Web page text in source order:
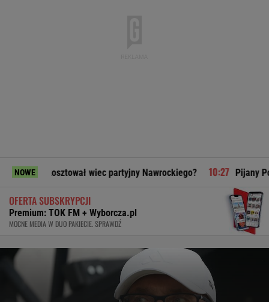
NOWEwiec partyjny Nawrockiego? Pijany Polak
OFERTA SUBSKRYPCJI
Premium: TOK FM + Wyborcza.pl
MOCNE MEDIA W DUO PAKIECIE. SPRAWDŹ